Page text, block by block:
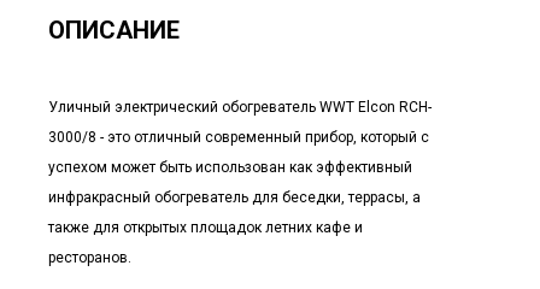
ОПИСАНИЕ
Уличный электрический обогреватель WWT Elcon RCH-
3000/8 - это отличный современный прибор, который с
успехом может быть использован как эффективный
инфракрасный обогреватель для беседки, террасы, а
также для открытых площадок летних кафе и
ресторанов.